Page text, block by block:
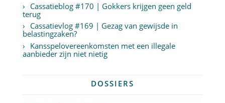
Cassatieblog #170 | Gokkers krijgen geen geld
terug
Cassatievlog #169 | Gezag van gewijsde in
belastingzaken?
Kansspelovereenkomsten met een illegale
aanbieder zijn niet nietig
DOSSIERS